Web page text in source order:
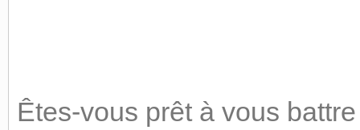
Êtes-vous prêt à vous